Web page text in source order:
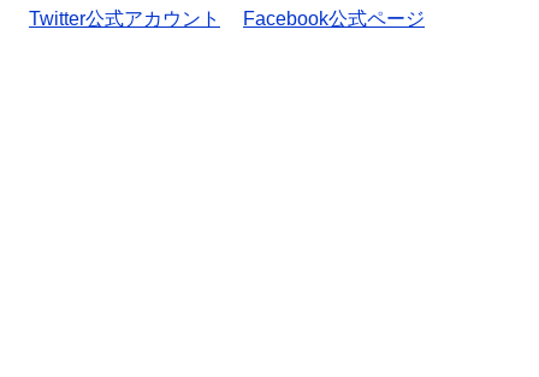
Twitter公式アカウント
Facebook公式ページ